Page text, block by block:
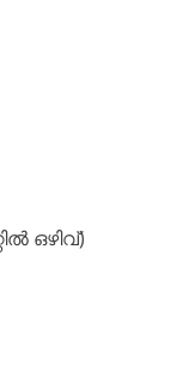
ഒഴിവ്)